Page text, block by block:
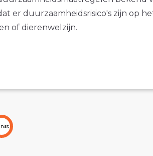
er duurzaamheidsrisico's zijn op
of dierenwelzijn.